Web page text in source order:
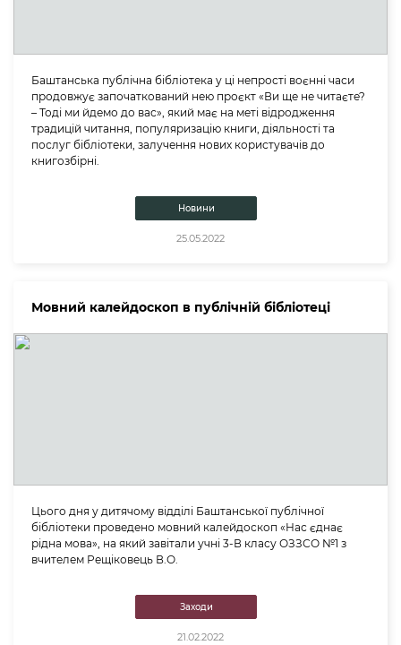
Баштанська публічна бібліотека у ці непрості воєнні часи
продовжує започаткований нею проєкт «Ви ще не читаєте?
– Тоді ми йдемо до вас», який має на меті відродження
традицій читання, популяризацію книги, діяльності та
послуг бібліотеки, залучення нових користувачів до
книгозбірні.
Новини
25.05.2022
Мовний калейдоскоп в публічній бібліотеці
Цього дня у дитячому відділі Баштанської публічної
бібліотеки проведено мовний калейдоскоп «Нас єднає
рідна мова», на який завітали учні 3-В класу ОЗЗСО №1 з
вчителем Рещіковець В.О.
Заходи
21.02.2022